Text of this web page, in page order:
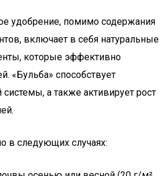
удобрение, помимо содержания
включает в себя натуральные
которые эффективно
«Бульба» способствует
а также активирует рост
в следующих случаях: